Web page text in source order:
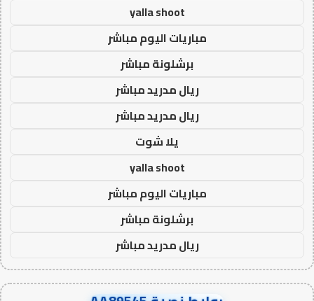
yalla shoot
مباريات اليوم مباشر
برشلونة مباشر
ريال مدريد مباشر
ريال مدريد مباشر
يلا شوت
yalla shoot
مباريات اليوم مباشر
برشلونة مباشر
ريال مدريد مباشر